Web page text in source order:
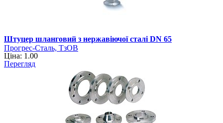
Штуцер шланговий з нержавіючої сталі DN 65
Прогрес-Сталь, ТзОВ
Ціна: 1.00
Перегляд